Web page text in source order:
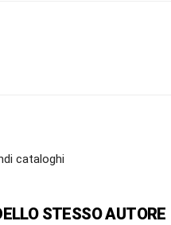
cataloghi
STESSO AUTORE